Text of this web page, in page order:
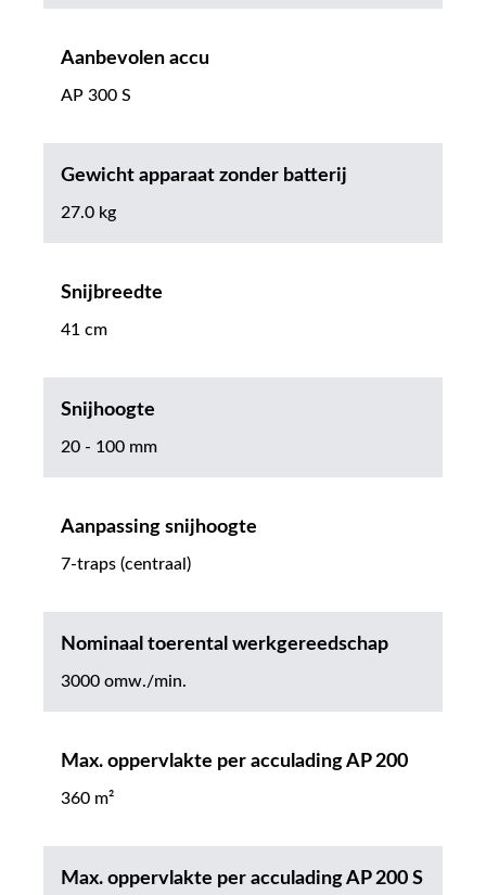
Aanbevolen accu
AP 300 S
Gewicht apparaat zonder batterij
27.0 kg
Snijbreedte
41 cm
Snijhoogte
20 - 100 mm
Aanpassing snijhoogte
7-traps (centraal)
Nominaal toerental werkgereedschap
3000 omw./min.
Max. oppervlakte per acculading AP 200
360 m²
Max. oppervlakte per acculading AP 200 S